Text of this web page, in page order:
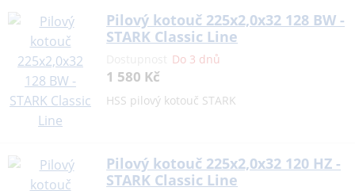
Pilový kotouč 225x2,0x32 128 BW -
STARK Classic Line
Do 3 dnů
1 580 Kč
HSS pilový kotouč STARK
Pilový kotouč 225x2,0x32 120 HZ -
STARK Classic Line